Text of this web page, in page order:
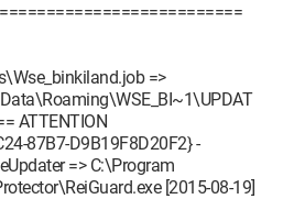
=>
ATTENTION
87B7-D9B19F8D20F2} -
=> C:\Program
[2015-08-19]